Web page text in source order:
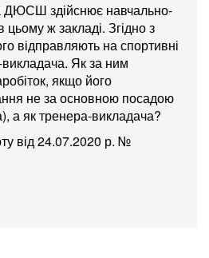
ДЮСШ здійснює навчально-
ж закладі. Згідно з
відправляють на спортивні
Як за ним
якщо його
не за основною посадою
а як тренера-викладача?
від 24.07.2020 р. №